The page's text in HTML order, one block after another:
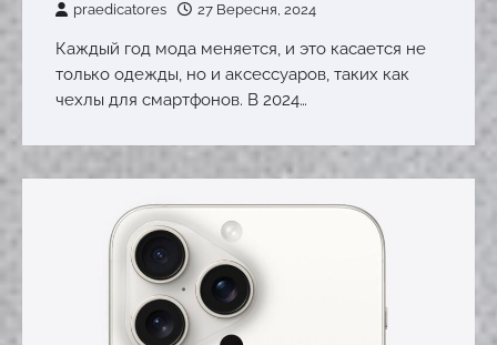
praedicatores 27 Вересня, 2024
Каждый год мода меняется, и это касается не
только одежды, но и аксессуаров, таких как
чехлы для смартфонов. В 2024…